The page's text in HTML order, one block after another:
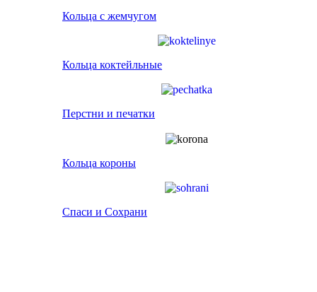
Кольца с жемчугом
Кольца коктейльные
Перстни и печатки
Кольца короны
Спаси и Сохрани